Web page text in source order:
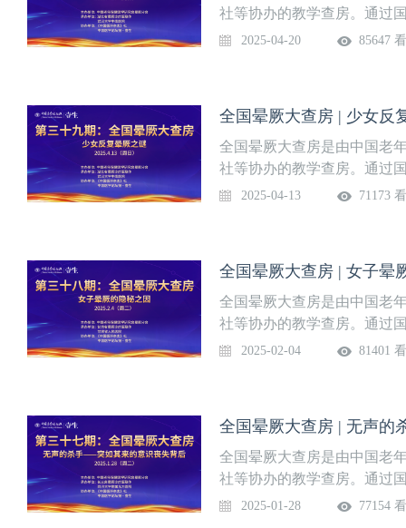
社等协办的教学查房。通过
见的晕厥病例进行讨论，并
查房专家团：
2025-04-20 85647
全国晕厥大查房 | 少女反
全国晕厥大查房是由中国老
社等协办的教学查房。通过
见的晕厥病例进行讨论，并
查房专家团：
2025-04-13 71173
全国晕厥大查房 | 女子晕
全国晕厥大查房是由中国老
社等协办的教学查房。通过
见的晕厥病例进行讨论，并
查房专家团：
2025-02-04 81401
全国晕厥大查房 | 无声
全国晕厥大查房是由中国老
社等协办的教学查房。通过
见的晕厥病例进行讨论，并
2025-01-28 77154